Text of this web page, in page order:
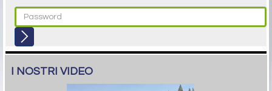
I NOSTRI VIDEO